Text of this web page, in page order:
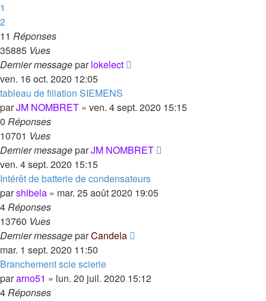
1
2
11 Réponses
35885 Vues
Dernier messageparlokelect
ven. 16 oct. 2020 12:05
tableau de filiation SIEMENS
parJM NOMBRET » ven. 4 sept. 2020 15:15
0 Réponses
10701 Vues
Dernier messageparJM NOMBRET
ven. 4 sept. 2020 15:15
Intérêt de batterie de condensateurs
parshibela » mar. 25 août 2020 19:05
4Réponses
13760 Vues
Dernier messageparCandela
mar. 1 sept. 2020 11:50
Branchement scie scierie
pararno51 » lun. 20 juil. 2020 15:12
4Réponses